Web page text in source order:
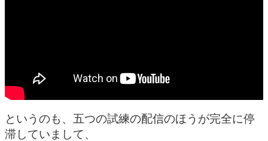
というのも、五つの試練の配信のほうが完全に停
滞していまして、